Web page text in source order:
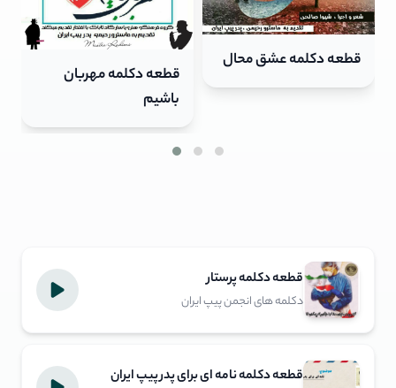
قطعه دکلمه مهربان
قطعه دکلمه پرستار
قطعه دکلمه پرستار
دکلمه های انجمن پیپ ایران
قطعه دکلمه نامه ای برای پدر پیپ ایران